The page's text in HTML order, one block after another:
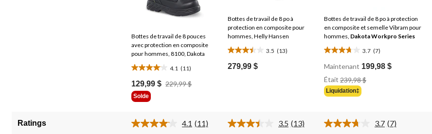
Bottes de travail de 8 pouces
avec protection en composite
pour hommes, 8100, Dakota
4.1 (11)
4.1
étoile(s)
sur
5.
évaluations
129,99 $ 229,99 $Prix
Solde
Bottes de travail de 8 po à
protection en composite pour
hommes, Helly Hansen
3.5 (13)
3.5
étoile(s)
279,99 $
Bottes de travail de 8 po à protection
en composite et semelle Vibram pour
hommes, Dakota Workpro Series
3.7 (7)
3.7
étoile(s)
sur
5.
7
Maintenant 199,98 $
Était 239,98 $
Liquidation‡
Ratings 4.1 Lire
(11) 3.5 Lire
(13) 3.7 Lire
(7)